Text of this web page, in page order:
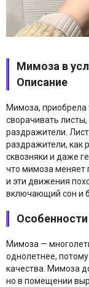
Мимоза в
Описание
Мимоза, приобрела
сворачивать
раздражители.
раздражители, как
сквозняки и даже
что мимоза меняет
и эти движения
включающий сон и
Мимоза —
однолетнее,
качества. Мимоза
но в помещении